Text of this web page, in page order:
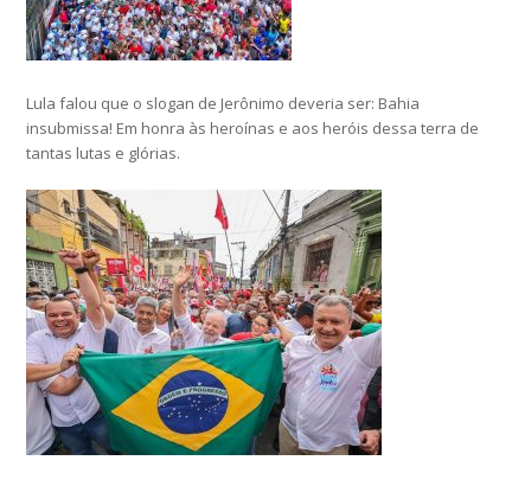
Lula falou que o slogan de Jerônimo deveria ser: Bahia
insubmissa! Em honra às heroínas e aos heróis dessa terra de
tantas lutas e glórias.